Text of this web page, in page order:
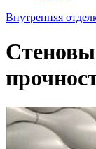
Внутренняя